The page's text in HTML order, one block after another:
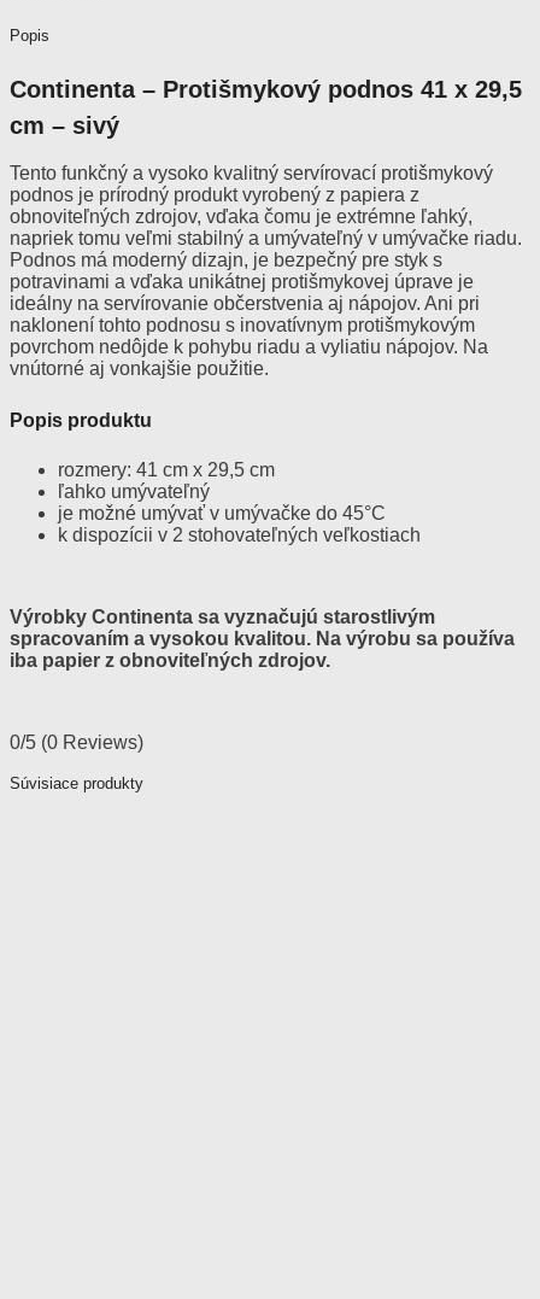
Popis
Continenta – Protišmykový podnos 41 x 29,5
cm – sivý
Tento funkčný a vysoko kvalitný servírovací protišmykový
podnos je prírodný produkt vyrobený z papiera z
obnoviteľných zdrojov, vďaka čomu je extrémne ľahký,
napriek tomu veľmi stabilný a umývateľný v umývačke riadu.
Podnos má moderný dizajn, je bezpečný pre styk s
potravinami a vďaka unikátnej protišmykovej úprave je
ideálny na servírovanie občerstvenia aj nápojov. Ani pri
naklonení tohto podnosu s inovatívnym protišmykovým
povrchom nedôjde k pohybu riadu a vyliatiu nápojov. Na
vnútorné aj vonkajšie použitie.
Popis produktu
rozmery: 41 cm x 29,5 cm
ľahko umývateľný
je možné umývať v umývačke do 45°C
k dispozícii v 2 stohovateľných veľkostiach
Výrobky Continenta sa vyznačujú starostlivým
spracovaním a vysokou kvalitou. Na výrobu sa používa
iba papier z obnoviteľných zdrojov.
0/5 (0 Reviews)
Súvisiace produkty